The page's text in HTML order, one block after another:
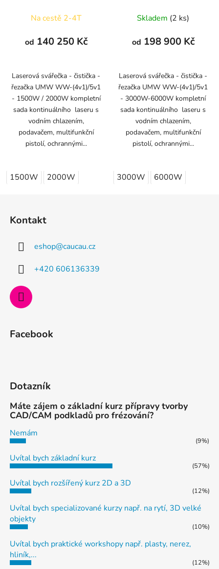
Na cestě 2-4T
od 140 250 Kč
Laserová svářečka - čistička -
řezačka UMW WW-(4v1)/5v1
- 1500W / 2000W kompletní
sada kontinuálního laseru s
vodním chlazením,
podavačem, multifunkční
pistolí, ochrannými...
1500W 2000W
Skladem (2 ks)
od 198 900 Kč
Laserová svářečka - čistička -
řezačka UMW WW-(4v1)/5v1
- 3000W-6000W kompletní
sada kontinuálního laseru s
vodním chlazením,
podavačem, multifunkční
pistolí, ochrannými...
3000W 6000W
Kontakt
eshop@caucau.cz
+420 606136339
Facebook
Dotazník
Máte zájem o základní kurz přípravy tvorby
CAD/CAM podkladů pro frézování?
Nemám
(9%)
Uvítal bych základní kurz
(57%)
Uvítal bych rozšířený kurz 2D a 3D
(12%)
Uvítal bych specializované kurzy např. na rytí, 3D velké
objekty
(10%)
Uvítal bych praktické workshopy např. plasty, nerez,
hliník,...
(12%)